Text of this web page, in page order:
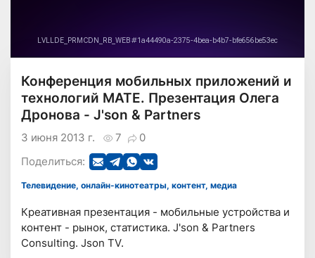
Конференция мобильных приложений и
технологий МАТЕ. Презентация Олега
Дронова - J'son & Partners
7 0
3 июня 2013 г.
Поделиться:
Телевидение, онлайн-кинотеатры, контент, медиа
Креативная презентация - мобильные устройства и
контент - рынок, статистика. J'son & Partners
Consulting. Json TV.